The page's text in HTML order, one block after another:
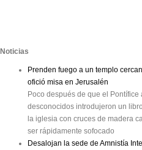
Noticias
Prenden fuego a un templo
ofició misa en Jerusalén
Poco después de que el
desconocidos introdujeron un
la iglesia con cruces de madera
ser rápidamente sofocado
Desalojan la sede de Amnistía